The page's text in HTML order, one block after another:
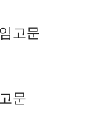
고문
문